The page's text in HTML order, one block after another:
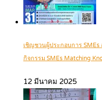
เชิญชวนผู้ประกอบการ SMEs
กิจกรรม SMEs Matching
12 มีนาคม 2025